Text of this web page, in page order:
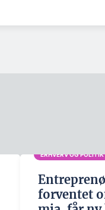
ERHVERV OG POLITIK
forventet